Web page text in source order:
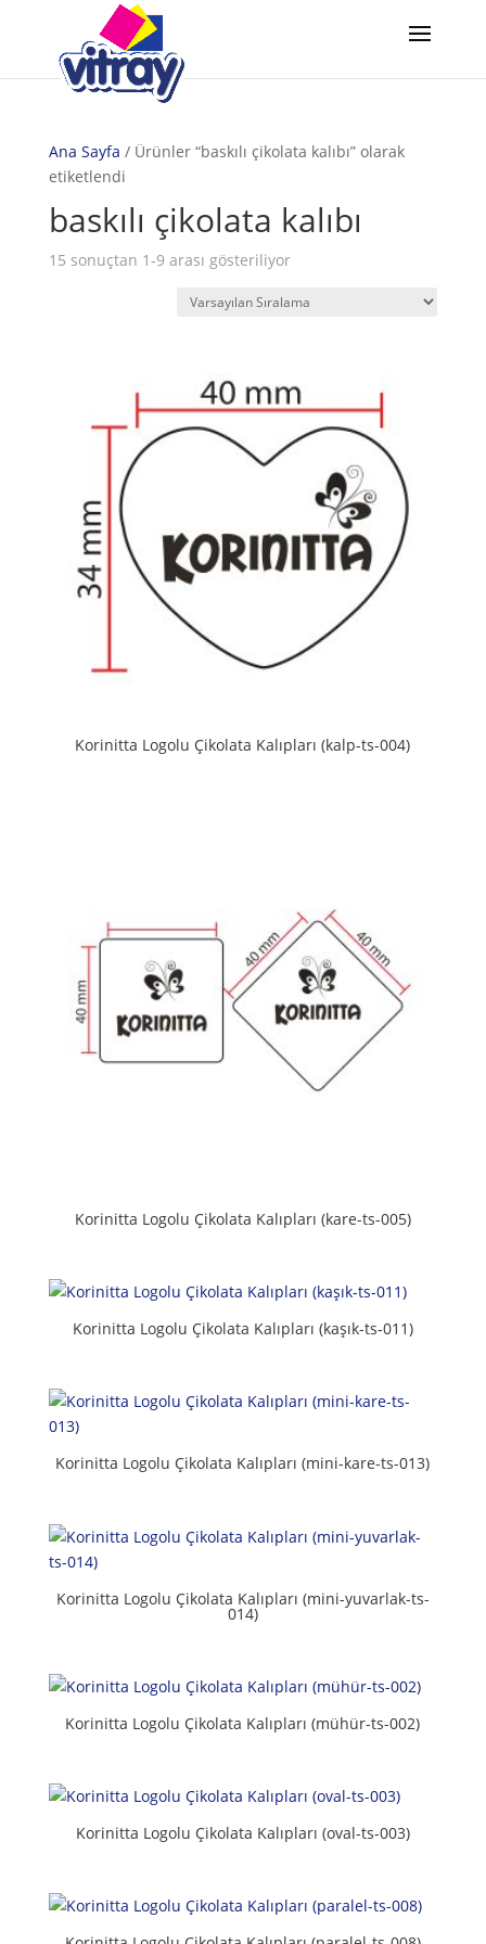
Ana Sayfa / Ürünler “baskılı çikolata kalıbı” olarak
etiketlendi
baskılı çikolata kalıbı
15 sonuçtan 1-9 arası gösteriliyor
Korinitta Logolu Çikolata Kalıpları (kalp-ts-004)
Korinitta Logolu Çikolata Kalıpları (kare-ts-005)
Korinitta Logolu Çikolata Kalıpları (kaşık-ts-011)
Korinitta Logolu Çikolata Kalıpları (mini-kare-ts-013)
Korinitta Logolu Çikolata Kalıpları (mini-yuvarlak-ts-
014)
Korinitta Logolu Çikolata Kalıpları (mühür-ts-002)
Korinitta Logolu Çikolata Kalıpları (oval-ts-003)